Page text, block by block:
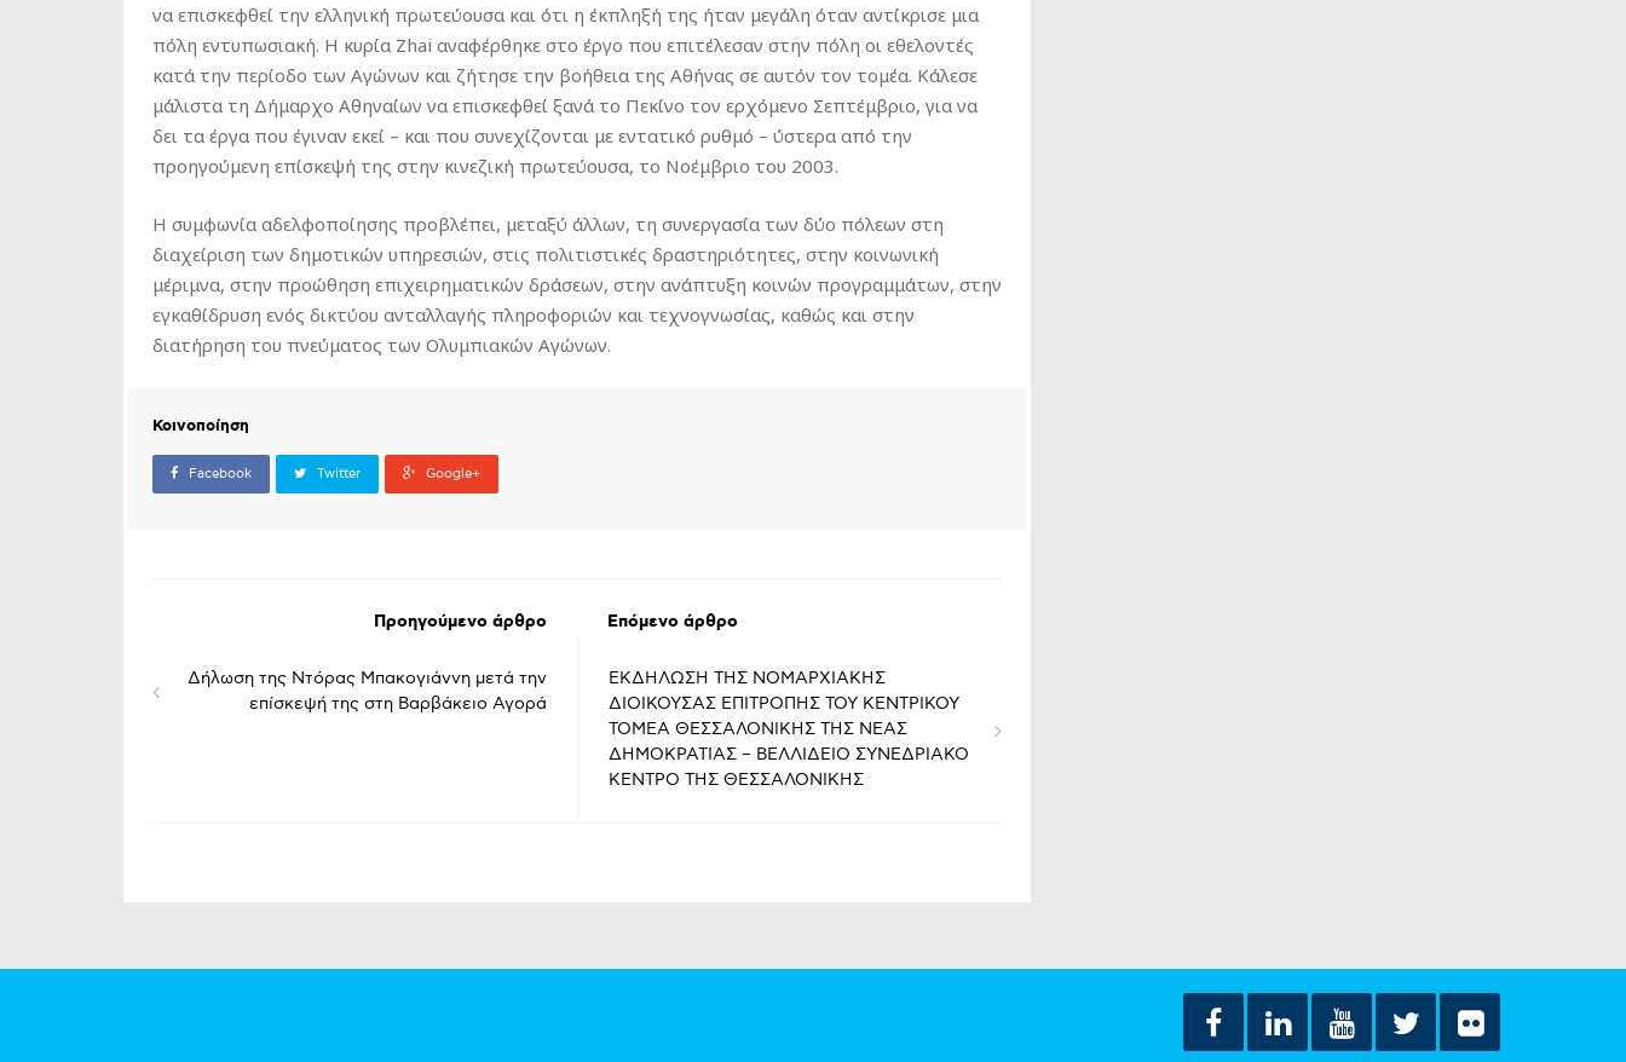
να επισκεφθεί την ελληνική πρωτεύουσα και ότι η έκπληξή της ήταν μεγάλη όταν αντίκρισε μια
πόλη εντυπωσιακή. Η κυρία Zhai αναφέρθηκε στο έργο που επιτέλεσαν στην πόλη οι εθελοντές
κατά την περίοδο των Αγώνων και ζήτησε την βοήθεια της Αθήνας σε αυτόν τον τομέα. Κάλεσε
μάλιστα τη Δήμαρχο Αθηναίων να επισκεφθεί ξανά το Πεκίνο τον ερχόμενο Σεπτέμβριο, για να
δει τα έργα που έγιναν εκεί – και που συνεχίζονται με εντατικό ρυθμό – ύστερα από την
προηγούμενη επίσκεψή της στην κινεζική πρωτεύουσα, το Νοέμβριο του 2003.
Η συμφωνία αδελφοποίησης προβλέπει, μεταξύ άλλων, τη συνεργασία των δύο πόλεων στη
διαχείριση των δημοτικών υπηρεσιών, στις πολιτιστικές δραστηριότητες, στην κοινωνική
μέριμνα, στην προώθηση επιχειρηματικών δράσεων, στην ανάπτυξη κοινών προγραμμάτων, στην
εγκαθίδρυση ενός δικτύου ανταλλαγής πληροφοριών και τεχνογνωσίας, καθώς και στην
διατήρηση του πνεύματος των Ολυμπιακών Αγώνων.
Κοινοποίηση
Facebook Twitter Google+
Προηγούμενο άρθρο
Δήλωση της Ντόρας Μπακογιάννη μετά την
επίσκεψή της στη Βαρβάκειο Αγορά
Επόμενο άρθρο
ΕΚΔΗΛΩΣΗ ΤΗΣ ΝΟΜΑΡΧΙΑΚΗΣ
ΔΙΟΙΚΟΥΣΑΣ ΕΠΙΤΡΟΠΗΣ ΤΟΥ ΚΕΝΤΡΙΚΟΥ
ΤΟΜΕΑ ΘΕΣΣΑΛΟΝΙΚΗΣ ΤΗΣ ΝΕΑΣ
ΔΗΜΟΚΡΑΤΙΑΣ – ΒΕΛΛΙΔΕΙΟ ΣΥΝΕΔΡΙΑΚΟ
ΚΕΝΤΡΟ ΤΗΣ ΘΕΣΣΑΛΟΝΙΚΗΣ